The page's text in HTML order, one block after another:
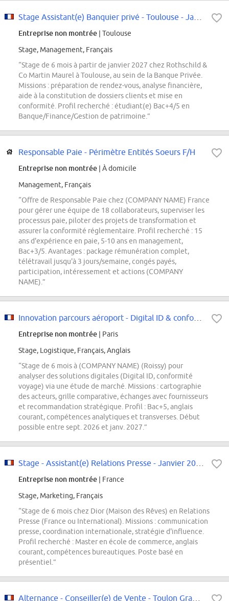
Entreprise non montrée | Toulouse
Stage, Management, Français
“Stage de 6 mois à partir de janvier 2027 chez Rothschild &
Co Martin Maurel à Toulouse, au sein de la Banque Privée.
Missions : préparation de rendez-vous, analyse financière,
aide à la constitution de dossiers clients et mise en
conformité. Profil recherché : étudiant(e) Bac+4/5 en
Banque/Finance/Gestion de patrimoine.”
Responsable Paie - Périmètre Entités Soeurs F/H
Entreprise non montrée | À domicile
Management, Français
“Offre de Responsable Paie chez (COMPANY NAME) France
pour gérer une équipe de 18 collaborateurs, superviser les
processus paie, piloter des projets de transformation et
assurer la conformité réglementaire. Profil recherché : 15
ans d'expérience en paie, 5-10 ans en management,
Bac+3/5. Avantages : package rémunération complet,
télétravail jusqu'à 3 jours/semaine, congés payés,
participation, intéressement et actions (COMPANY
NAME).”
Entreprise non montrée | Paris
Stage, Logistique, Français, Anglais
“Stage de 6 mois à (COMPANY NAME) (Roissy) pour
analyser des solutions digitales (Digital ID, conformité
voyage) via une étude de marché. Missions : cartographie
des acteurs, grille comparative, échanges avec fournisseurs
et recommandation stratégique. Profil : Bac+5, anglais
courant, compétences analytiques et transverses. Début
possible entre sept. 2026 et janv. 2027.”
Entreprise non montrée | France
Stage, Marketing, Français
“Stage de 6 mois chez Dior (Maison des Rêves) en Relations
Presse (France ou International). Missions : communication
presse, coordination internationale, stratégie d'influence.
Profil recherché : Master en école de commerce, anglais
courant, compétences bureautiques. Poste basé en
présentiel.”